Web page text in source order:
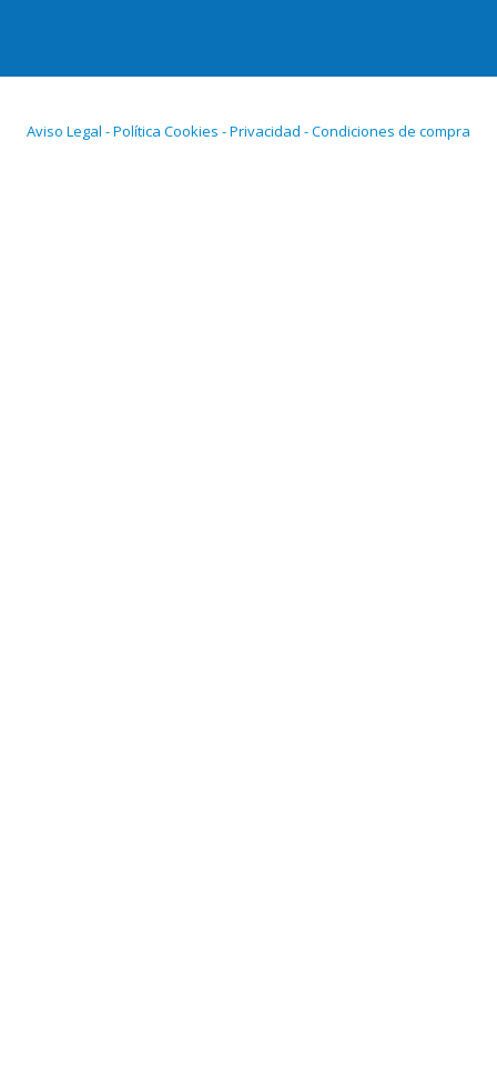
Aviso Legal - Política Cookies - Privacidad - Condiciones de compra